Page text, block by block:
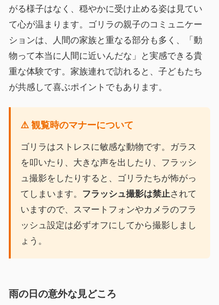
がる様子はなく、穏やかに受け止める姿は見てい
て心が温まります。ゴリラの親子のコミュニケー
ションは、人間の家族と重なる部分も多く、「動
物って本当に人間に近いんだな」と実感できる貴
重な体験です。家族連れで訪れると、子どもたち
が共感して喜ぶポイントでもあります。
⚠️ 観覧時のマナーについて
ゴリラはストレスに敏感な動物です。ガラス
を叩いたり、大きな声を出したり、フラッシ
ュ撮影をしたりすると、ゴリラたちが怖がっ
てしまいます。
フラッシュ撮影は禁止されて
いますので、スマートフォンやカメラのフラ
ッシュ設定は必ずオフにしてから撮影しまし
ょう。
雨の日の意外な見どころ